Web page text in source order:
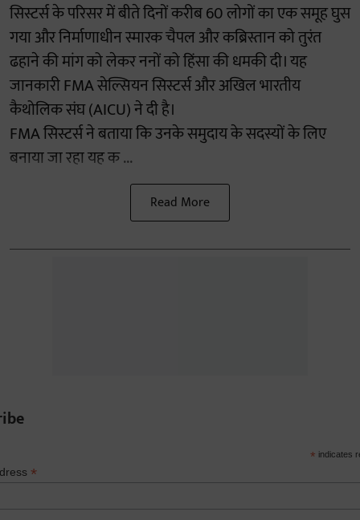
सिस्टर्स के परिसर में बीते दिनों करीब 60 लोगों का एक समूह घुस
गया और निर्माणाधीन स्मारक चैपल और कब्रिस्तान को तुरंत
ढहाने की मांग को लेकर ननों को हिंसा की धमकी दी। यह
जानकारी FMA सेल्सियन सिस्टर्स और अखिल भारतीय
कैथोलिक संघ (AICU) ने दी है।
FMA सिस्टर्स ने बताया कि उनके समुदाय के सदस्यों के लिए
बनाया जा रहा यह क ...
Read More
* indicates
*